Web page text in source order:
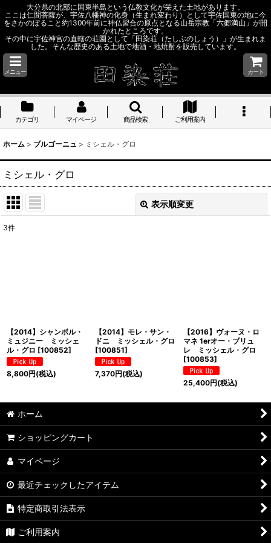
大分県の北部に国東半島という仏教文化が栄えた土地があります。
ここは仁聞菩薩が、宇佐八幡神の化身（生まれ変わり）として宇佐国東の地に今
をさかのぼること約1300年前に神仏習合の原点となる山岳宗教「六郷満山」が開
かれたところです。
その中に宇佐神宮の直轄の荘園として「田染荘（たしぶのしょう）」が生まれま
した。そんな歴史のある土地で地酒・地焼酎を販売しています。
メニュー カート
カテゴリ マイページ 商品検索 ご利用案内
ホーム > ブルゴーニュ > ミシェル・グロ
ミシェル・グロ
表示順変更
3件
【2014】シャンボル・
ミュジニー ミッシェ
ル・グロ [100852]
8,800円(税込)
【2014】モレ・サン・
ドニ ミッシェル・グロ
[100851]
7,370円(税込)
【2016】ヴォーヌ・ロ
マネ 1erオー・ブリュ
レ ミッシェル・グロ
[100853]
25,400円(税込)
ホーム
ショッピングカート
マイページ
最近チェックしたアイテム
特定商取引法表示
ご利用案内